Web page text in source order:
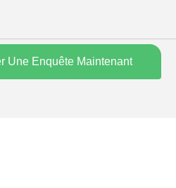
Une Enquête Maintenant